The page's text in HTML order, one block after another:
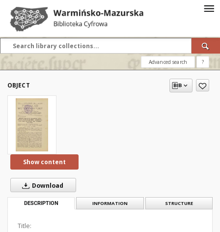
Advanced search ?
OBJECT
Show content
Download
DESCRIPTION INFORMATION STRUCTURE
Title: